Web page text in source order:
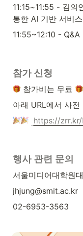
11:15~11:55 - 김
통한 AI 기반 서비
11:55~12:10 - Q&A
참가 신청
참가비는 무료
아래 URL에서 사
https://
행사 관련 문의
서울미디어대학원
jhjung@smit.ac.kr
02-6953-3563